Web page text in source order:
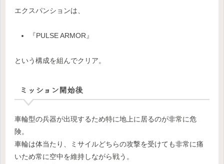
エクスパンションは、
『PULSE ARMOR』
という構成を組んでクリア。
ミッション開始後
車輪型の兵器が出現するため特に地上に居るのが非常に危
険。
車輪は体当たり、ミサイルどちらの攻撃を受けても非常に痛
いため常に空中を維持しながら戦う。